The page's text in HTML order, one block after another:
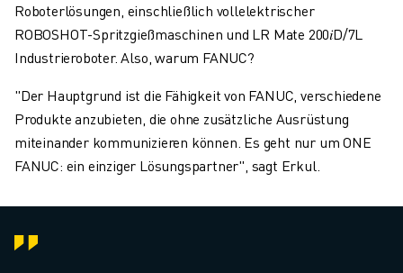
Roboterlösungen, einschließlich vollelektrischer
ROBOSHOT-Spritzgießmaschinen und LR Mate 200𝑖D/7L
Industrieroboter. Also, warum FANUC?
"Der Hauptgrund ist die Fähigkeit von FANUC, verschiedene
Produkte anzubieten, die ohne zusätzliche Ausrüstung
miteinander kommunizieren können. Es geht nur um ONE
FANUC: ein einziger Lösungspartner", sagt Erkul.